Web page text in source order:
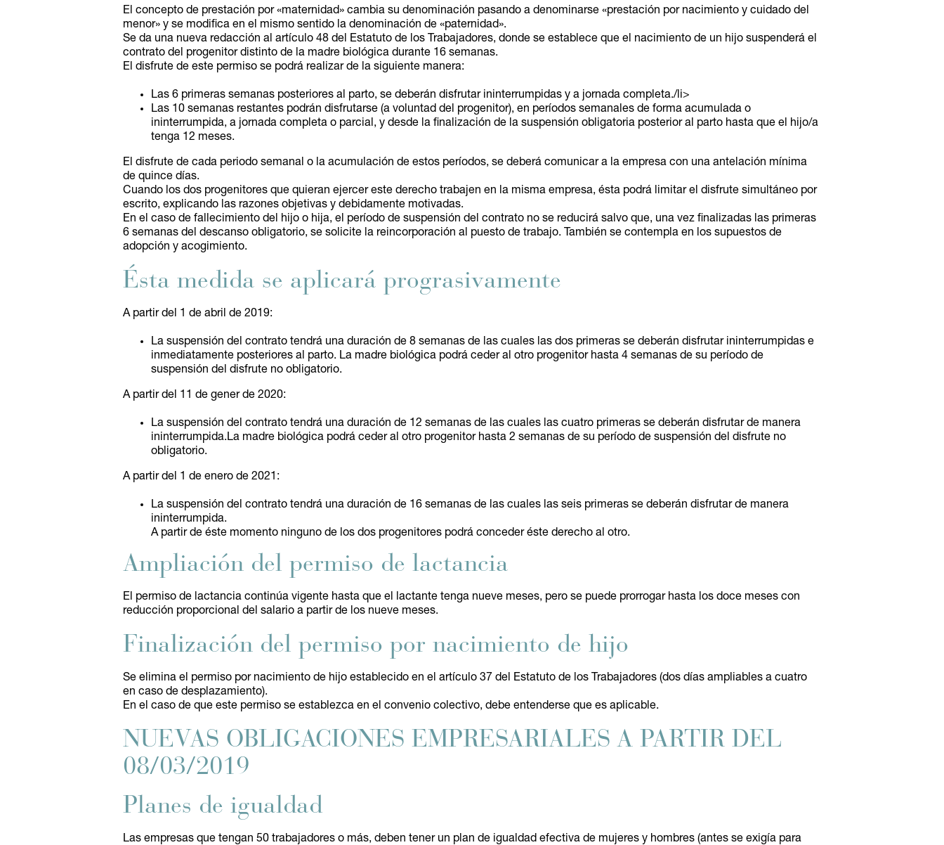
El concepto de prestación por «maternidad» cambia su denominación pasando a denominarse «prestación por nacimiento y cuidado del
menor» y se modifica en el mismo sentido la denominación de «paternidad».
Se da una nueva redacción al artículo 48 del Estatuto de los Trabajadores, donde se establece que el nacimiento de un hijo suspenderá el
contrato del progenitor distinto de la madre biológica durante 16 semanas.
El disfrute de este permiso se podrá realizar de la siguiente manera:
Las 6 primeras semanas posteriores al parto, se deberán disfrutar ininterrumpidas y a jornada completa./li>
Las 10 semanas restantes podrán disfrutarse (a voluntad del progenitor), en períodos semanales de forma acumulada o
ininterrumpida, a jornada completa o parcial, y desde la finalización de la suspensión obligatoria posterior al parto hasta que el hijo/a
tenga 12 meses.
El disfrute de cada periodo semanal o la acumulación de estos períodos, se deberá comunicar a la empresa con una antelación mínima
de quince días.
Cuando los dos progenitores que quieran ejercer este derecho trabajen en la misma empresa, ésta podrá limitar el disfrute simultáneo por
escrito, explicando las razones objetivas y debidamente motivadas.
En el caso de fallecimiento del hijo o hija, el período de suspensión del contrato no se reducirá salvo que, una vez finalizadas las primeras
6 semanas del descanso obligatorio, se solicite la reincorporación al puesto de trabajo. También se contempla en los supuestos de
adopción y acogimiento.
Ésta medida se aplicará prograsivamente
A partir del 1 de abril de 2019:
La suspensión del contrato tendrá una duración de 8 semanas de las cuales las dos primeras se deberán disfrutar ininterrumpidas e
inmediatamente posteriores al parto. La madre biológica podrá ceder al otro progenitor hasta 4 semanas de su período de
suspensión del disfrute no obligatorio.
A partir del 11 de gener de 2020:
La suspensión del contrato tendrá una duración de 12 semanas de las cuales las cuatro primeras se deberán disfrutar de manera
ininterrumpida.La madre biológica podrá ceder al otro progenitor hasta 2 semanas de su período de suspensión del disfrute no
obligatorio.
A partir del 1 de enero de 2021:
La suspensión del contrato tendrá una duración de 16 semanas de las cuales las seis primeras se deberán disfrutar de manera
ininterrumpida.
A partir de éste momento ninguno de los dos progenitores podrá conceder éste derecho al otro.
Ampliación del permiso de lactancia
El permiso de lactancia continúa vigente hasta que el lactante tenga nueve meses, pero se puede prorrogar hasta los doce meses con
reducción proporcional del salario a partir de los nueve meses.
Finalización del permiso por nacimiento de hijo
Se elimina el permiso por nacimiento de hijo establecido en el artículo 37 del Estatuto de los Trabajadores (dos días ampliables a cuatro
en caso de desplazamiento).
En el caso de que este permiso se establezca en el convenio colectivo, debe entenderse que es aplicable.
NUEVAS OBLIGACIONES EMPRESARIALES A PARTIR DEL
08/03/2019
Planes de igualdad
Las empresas que tengan 50 trabajadores o más, deben tener un plan de igualdad efectiva de mujeres y hombres (antes se exigía para